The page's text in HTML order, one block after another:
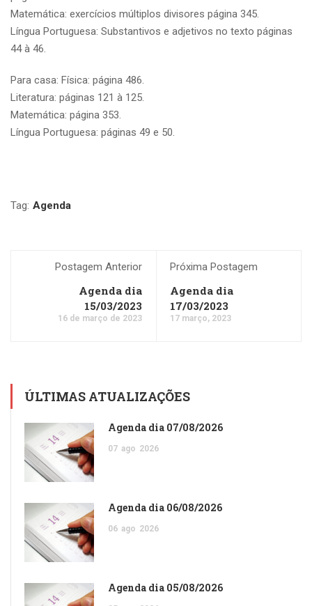
Matemática: exercícios múltiplos divisores página 345.
Língua Portuguesa: Substantivos e adjetivos no texto páginas
44 à 46.
Para casa: Física: página 486.
Literatura: páginas 121 à 125.
Matemática: página 353.
Língua Portuguesa: páginas 49 e 50.
Tag: Agenda
Postagem Anterior
Agenda dia
15/03/2023
16 de março de 2023
Próxima Postagem
Agenda dia
17/03/2023
17 março, 2023
ÚLTIMAS ATUALIZAÇÕES
Agenda dia 07/08/2026
07 ago 2026
Agenda dia 06/08/2026
06 ago 2026
Agenda dia 05/08/2026